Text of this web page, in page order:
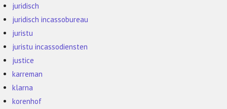
juridisch
juridisch incassobureau
juristu
juristu incassodiensten
justice
karreman
klarna
korenhof